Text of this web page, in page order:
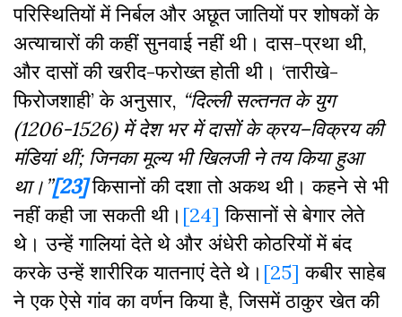
परिस्थितियों में निर्बल और अछूत जातियों पर शोषकों के
अत्याचारों की कहीं सुनवाई नहीं थी। दास-प्रथा थी,
और दासों की खरीद-फरोख्त होती थी। ‘तारीखे-
फिरोजशाही’ के अनुसार, “दिल्ली सल्तनत के युग
(1206-1526) में देश भर में दासों के क्रय–विक्रय की
मंडियां थीं; जिनका मूल्य भी खिलजी ने तय किया हुआ
था। ’’[23]किसानों की दशा तो अकथ थी। कहने से भी
नहीं कही जा सकती थी। [24] किसानों से बेगार लेते
थे। उन्हें गालियां देते थे और अंधेरी कोठरियों में बंद
करके उन्हें शारीरिक यातनाएं देते थे। [25] कबीर साहेब
ने एक ऐसे गांव का वर्णन किया है, जिसमें ठाकुर खेत की